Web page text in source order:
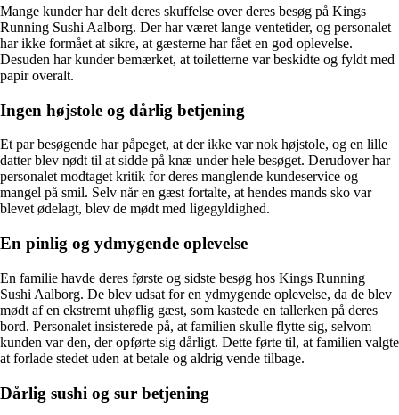
Mange kunder har delt deres skuffelse over deres besøg på Kings
Running Sushi Aalborg. Der har været lange ventetider, og personalet
har ikke formået at sikre, at gæsterne har fået en god oplevelse.
Desuden har kunder bemærket, at toiletterne var beskidte og fyldt med
papir overalt.
Ingen højstole og dårlig betjening
Et par besøgende har påpeget, at der ikke var nok højstole, og en lille
datter blev nødt til at sidde på knæ under hele besøget. Derudover har
personalet modtaget kritik for deres manglende kundeservice og
mangel på smil. Selv når en gæst fortalte, at hendes mands sko var
blevet ødelagt, blev de mødt med ligegyldighed.
En pinlig og ydmygende oplevelse
En familie havde deres første og sidste besøg hos Kings Running
Sushi Aalborg. De blev udsat for en ydmygende oplevelse, da de blev
mødt af en ekstremt uhøflig gæst, som kastede en tallerken på deres
bord. Personalet insisterede på, at familien skulle flytte sig, selvom
kunden var den, der opførte sig dårligt. Dette førte til, at familien valgte
at forlade stedet uden at betale og aldrig vende tilbage.
Dårlig sushi og sur betjening